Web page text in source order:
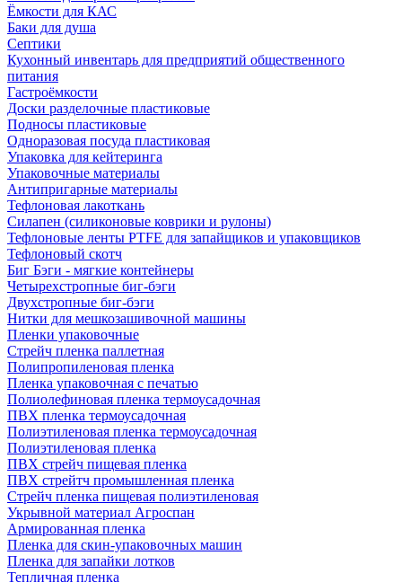
Ёмкости для КАС
Баки для душа
Септики
Кухонный инвентарь для предприятий общественного
питания
Гастроёмкости
Доски разделочные пластиковые
Подносы пластиковые
Одноразовая посуда пластиковая
Упаковка для кейтеринга
Упаковочные материалы
Антипригарные материалы
Тефлоновая лакоткань
Силапен (силиконовые коврики и рулоны)
Тефлоновые ленты PTFE для запайщиков и упаковщиков
Тефлоновый скотч
Биг Бэги - мягкие контейнеры
Четырехстропные биг-бэги
Двухстропные биг-бэги
Нитки для мешкозашивочной машины
Пленки упаковочные
Стрейч пленка паллетная
Полипропиленовая пленка
Пленка упаковочная с печатью
Полиолефиновая пленка термоусадочная
ПВХ пленка термоусадочная
Полиэтиленовая пленка термоусадочная
Полиэтиленовая пленка
ПВХ стрейч пищевая пленка
ПВХ стрейтч промышленная пленка
Стрейч пленка пищевая полиэтиленовая
Укрывной материал Агроспан
Армированная пленка
Пленка для скин-упаковочных машин
Пленка для запайки лотков
Тепличная пленка